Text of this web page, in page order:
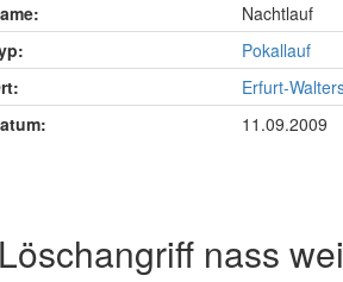
Nachtlauf
Pokallauf
Erfurt-
11.09.2009
Löschangriff nass